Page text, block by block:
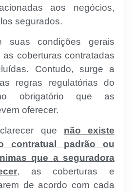
aos negócios,
segurados.
suas condições gerais
coberturas contratadas
Contudo, surge a
regras regulatórias do
obrigatório que as
oferecer.
que não existe
contratual padrão ou
que a seguradora
, as coberturas e
de acordo com cada